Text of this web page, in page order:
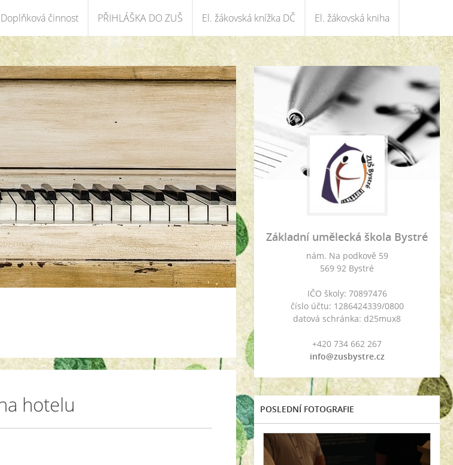
Doplňková činnost PŘIHLÁŠKA DO ZUŠ El. žákovská knížka DČ El. žákovská kniha
hotelu
Základní umělecká škola Bystré
nám. Na podkově 59
569 92 Bystré
IČO školy: 70897476
číslo účtu: 1286424339/0800
datová schránka: d25mux8
+420 734 662 267
info@zusbystre.cz
POSLEDNÍ FOTOGRAFIE